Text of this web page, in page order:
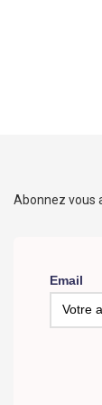
Abonnez vous
Email